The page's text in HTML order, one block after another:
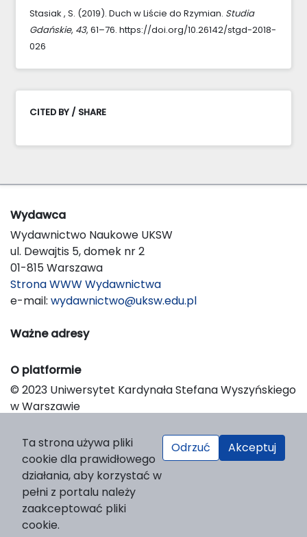
Stasiak , S. (2019). Duch w Liście do Rzymian. Studia
Gdańskie, 43, 61–76. https://doi.org/10.26142/stgd-2018-
026
CITED BY / SHARE
Wydawca
Wydawnictwo Naukowe UKSW
ul. Dewajtis 5, domek nr 2
01-815 Warszawa
Strona WWW Wydawnictwa
e-mail: wydawnictwo@uksw.edu.pl
Ważne adresy
O platformie
© 2023 Uniwersytet Kardynała Stefana Wyszyńskiego
w Warszawie
Platform & Workflow by OJS/PKP
Ta strona używa pliki
cookie dla prawidłowego
działania, aby korzystać w
pełni z portalu należy
zaakceptować pliki
cookie.
Odrzuć Akceptuj